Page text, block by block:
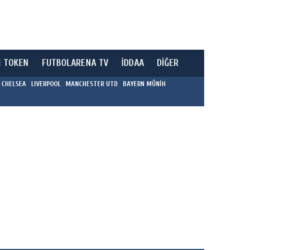
TOKEN FUTBOLARENA TV İDDAA DİĞER
CHELSEA LIVERPOOL MANCHESTER UTD
BAYERN MÜNİH